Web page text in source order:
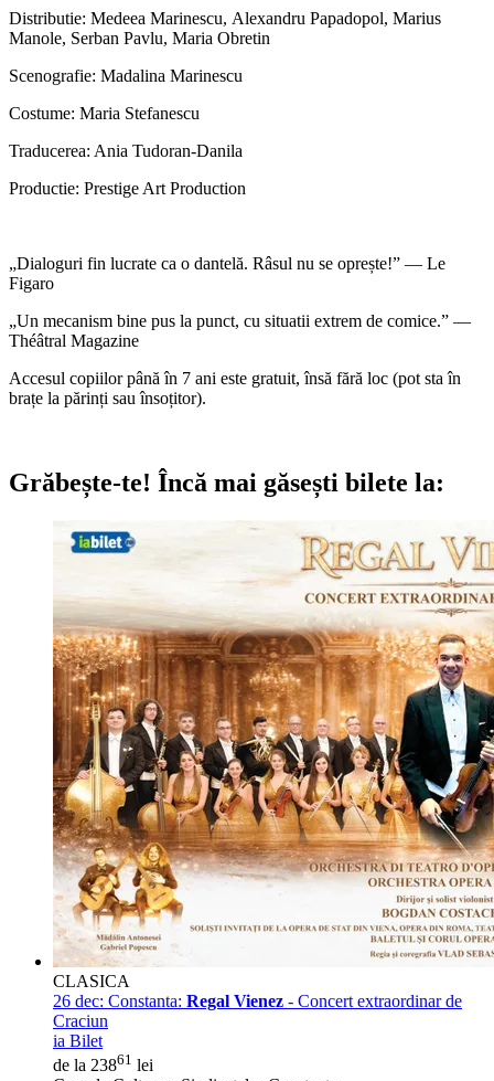
Distributie: Medeea Marinescu, Alexandru Papadopol, Marius
Manole, Serban Pavlu, Maria Obretin
Scenografie: Madalina Marinescu
Costume: Maria Stefanescu
Traducerea: Ania Tudoran-Danila
Productie: Prestige Art Production
„Dialoguri fin lucrate ca o dantelă. Râsul nu se oprește!” — Le
Figaro
„Un mecanism bine pus la punct, cu situatii extrem de comice.” —
Théâtral Magazine
Accesul copiilor până în 7 ani este gratuit, însă fără loc (pot sta în
brațe la părinți sau însoțitor).
Grăbește-te! Încă mai găsești bilete la:
CLASICA
26 dec: Constanta: Regal Vienez - Concert extraordinar de
Craciun
ia Bilet
de la 23861 lei